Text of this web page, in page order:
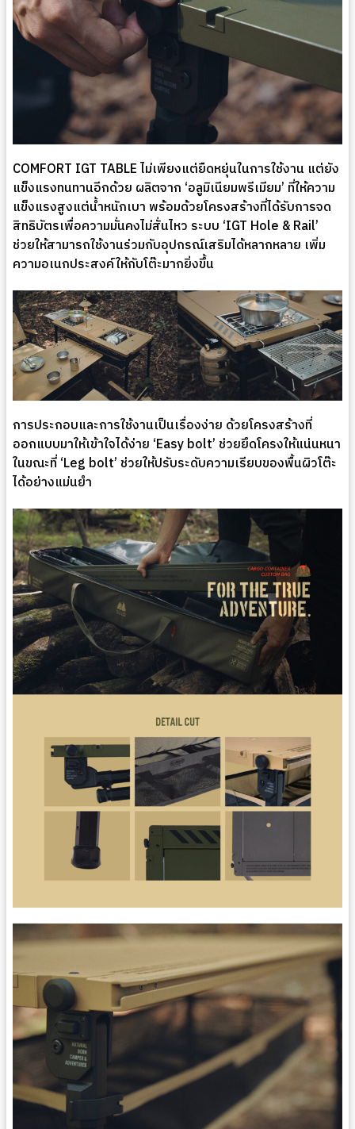
COMFORT IGT TABLE ไม่เพียงแต่ยืดหยุ่นในการใช้งาน แต่ยัง
แข็งแรงทนทานอีกด้วย ผลิตจาก ‘อลูมิเนียมพรีเมียม’ ที่ให้ความ
แข็งแรงสูงแต่น้ำหนักเบา พร้อมด้วยโครงสร้างที่ได้รับการจด
สิทธิบัตรเพื่อความมั่นคงไม่สั่นไหว ระบบ ‘IGT Hole & Rail’
ช่วยให้สามารถใช้งานร่วมกับอุปกรณ์เสริมได้หลากหลาย เพิ่ม
ความอเนกประสงค์ให้กับโต๊ะมากยิ่งขึ้น
การประกอบและการใช้งานเป็นเรื่องง่าย ด้วยโครงสร้างที่
ออกแบบมาให้เข้าใจได้ง่าย ‘Easy bolt’ ช่วยยึดโครงให้แน่นหนา
ในขณะที่ ‘Leg bolt’ ช่วยให้ปรับระดับความเรียบของพื้นผิวโต๊ะ
ได้อย่างแม่นยำ